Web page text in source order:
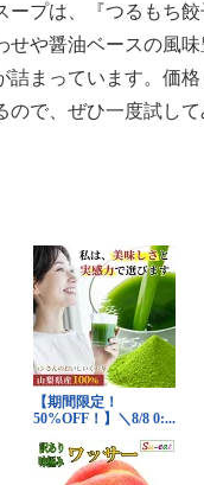
ープは、『つるもち
せや醤油ベースの風
詰まっています。価
ので、ぜひ一度試して